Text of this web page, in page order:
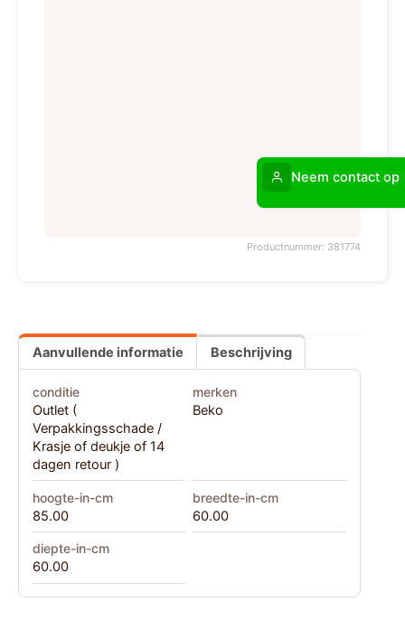
Productnummer: 381774
Aanvullende informatie Beschrijving
conditie
Outlet (
Verpakkingsschade /
Krasje of deukje of 14
dagen retour )
merken
Beko
hoogte-in-cm
85.00
breedte-in-cm
60.00
diepte-in-cm
60.00
Neem contact op